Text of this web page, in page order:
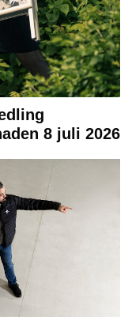
8 juli 2026